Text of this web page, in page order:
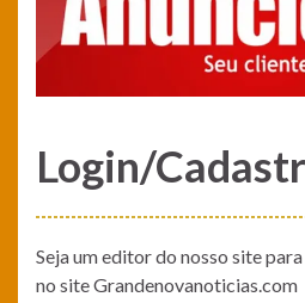
Login/
Seja um editor do nosso site
no site Grandenovanoticias.com